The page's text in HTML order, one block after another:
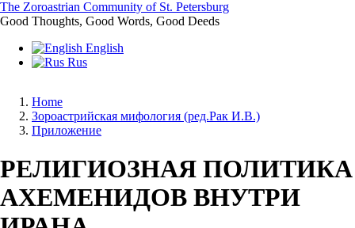
Skip
to
content
The Zoroastrian Community of St. Petersburg
Good Thoughts, Good Words, Good Deeds
English
Rus
Breadcrumb
Home
Зороастрийская мифология (ред.Рак И.В.)
Приложение
РЕЛИГИОЗНАЯ ПОЛИТИКА
АХЕМЕНИДОВ ВНУТРИ